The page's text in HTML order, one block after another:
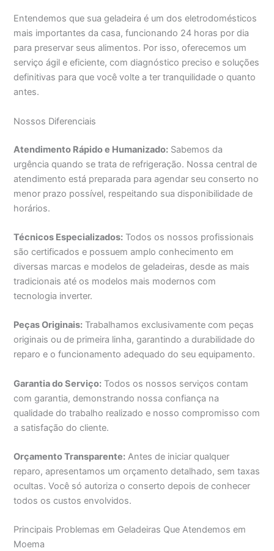
Entendemos que sua geladeira é um dos eletrodomésticos
mais importantes da casa, funcionando 24 horas por dia
para preservar seus alimentos. Por isso, oferecemos um
serviço ágil e eficiente, com diagnóstico preciso e soluções
definitivas para que você volte a ter tranquilidade o quanto
antes.
Nossos Diferenciais
Atendimento Rápido e Humanizado: Sabemos da
urgência quando se trata de refrigeração. Nossa central de
atendimento está preparada para agendar seu conserto no
menor prazo possível, respeitando sua disponibilidade de
horários.
Técnicos Especializados: Todos os nossos profissionais
são certificados e possuem amplo conhecimento em
diversas marcas e modelos de geladeiras, desde as mais
tradicionais até os modelos mais modernos com
tecnologia inverter.
Peças Originais: Trabalhamos exclusivamente com peças
originais ou de primeira linha, garantindo a durabilidade do
reparo e o funcionamento adequado do seu equipamento.
Garantia do Serviço: Todos os nossos serviços contam
com garantia, demonstrando nossa confiança na
qualidade do trabalho realizado e nosso compromisso com
a satisfação do cliente.
Orçamento Transparente: Antes de iniciar qualquer
reparo, apresentamos um orçamento detalhado, sem taxas
ocultas. Você só autoriza o conserto depois de conhecer
todos os custos envolvidos.
Principais Problemas em Geladeiras Que Atendemos em
Moema